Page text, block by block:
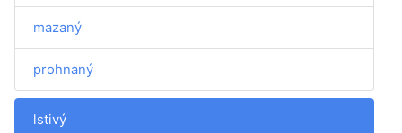
mazaný
prohnaný
lstivý